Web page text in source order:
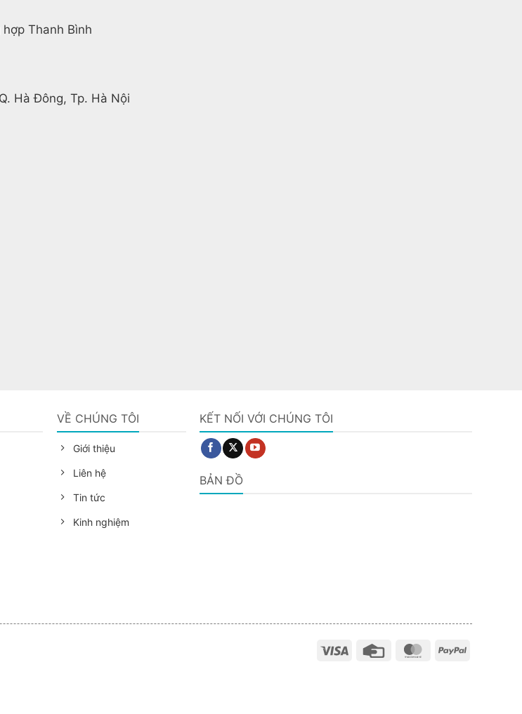
Thanh Bình
Hà Đông, Tp. Hà Nội
VỀ CHÚNG TÔI
Giới thiệu
Liên hệ
Tin tức
Kinh nghiệm
KẾT NỐI VỚI CHÚNG TÔI
BẢN ĐỒ
Visa
Credit
MasterCardPayPal